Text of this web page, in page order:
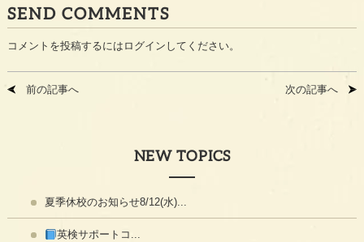
SEND COMMENTS
コメントを投稿するには ログイン してください。
前の記事へ 次の記事へ
NEW TOPICS
夏季休校のお知らせ8/12(水)...
英検サポートコ...